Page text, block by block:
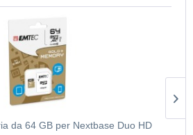
da 64 GB per Nextbase Duo HD